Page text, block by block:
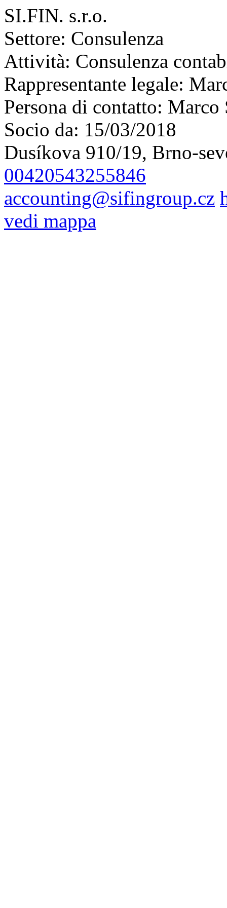
SI.FIN. s.r.o.
Settore: Consulenza
Attività: Consulenza
Rappresentante legale:
Persona di contatto: Marco
Socio da: 15/03/2018
Dusíkova 910/19, Brno-
00420543255846
accounting@sifingroup.cz
vedi mappa